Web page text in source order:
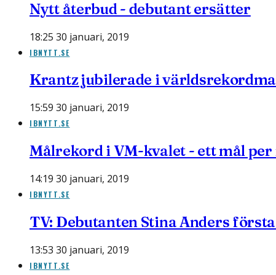
Nytt återbud - debutant ersätter
18:25 30 januari, 2019
IBNYTT.SE
Krantz jubilerade i
15:59 30 januari, 2019
IBNYTT.SE
Målrekord i VM-kvalet - ett mål
14:19 30 januari, 2019
IBNYTT.SE
TV: Debutanten Stina Anders
13:53 30 januari, 2019
IBNYTT.SE